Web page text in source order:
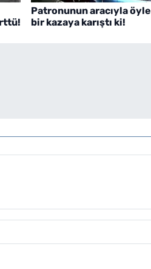
Patronunun aracıyla öyle
bir kazaya karıştı ki!